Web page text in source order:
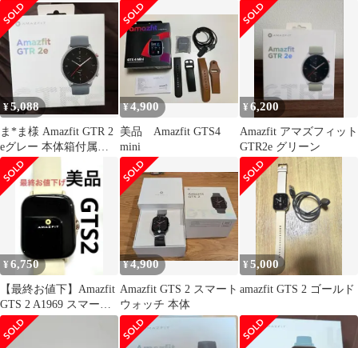
り
¥5,088
ま*ま様 Amazfit GTR 2
eグレー 本体箱付属品
全部有り
¥4,900
美品 Amazfit GTS4
mini
¥6,200
Amazfit アマズフィット
GTR2e グリーン
¥6,750
【最終お値下】Amazfit
GTS 2 A1969 スマート
ウォッチ 本体美品
¥4,900
Amazfit GTS 2 スマート
ウォッチ 本体
¥5,000
amazfit GTS 2 ゴールド